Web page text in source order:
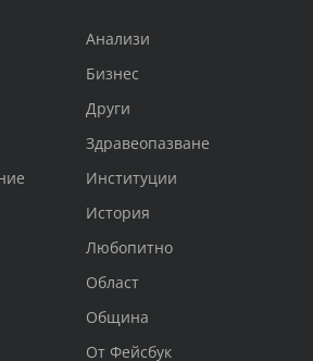
Анализи
Бизнес
Други
Здравеопазване
Институции
История
Любопитно
Област
Община
От Фейсбук